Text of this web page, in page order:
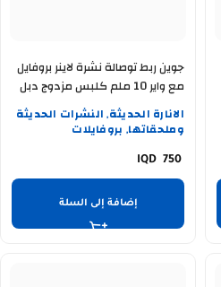
جوين ربط توصالة نشرة لاينر بروفايل
مع واير 10 ملم كلبس مزدوج دبل
STAR 91-11
الانارة الحديثة, النشرات الحديثة
وملحقاتها, بروفايلات
750
إضافة إلى السلة